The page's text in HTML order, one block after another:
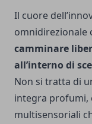
Il cuore
omnidirezionale
camminare
all’interno di
Non si tratta di
integra profumi,
multisensoriali